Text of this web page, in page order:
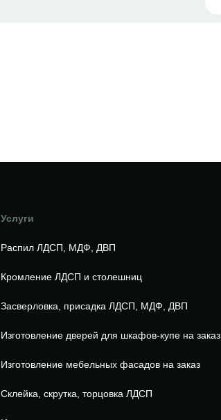
Услуги
Распил ЛДСП, МДФ, ДВП
Кромление ЛДСП и столешниц
Засверловка, присадка ЛДСП, МДФ, ДВП
Изготовление дверей для шкафов-купе на заказ
Изготовление мебельных фасадов на заказ
Склейка, скрутка, торцовка ЛДСП